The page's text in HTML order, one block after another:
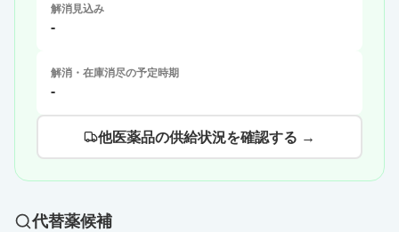
解消見込み
-
解消・在庫消尽の予定時期
-
他医薬品の供給状況を確認する →
代替薬候補